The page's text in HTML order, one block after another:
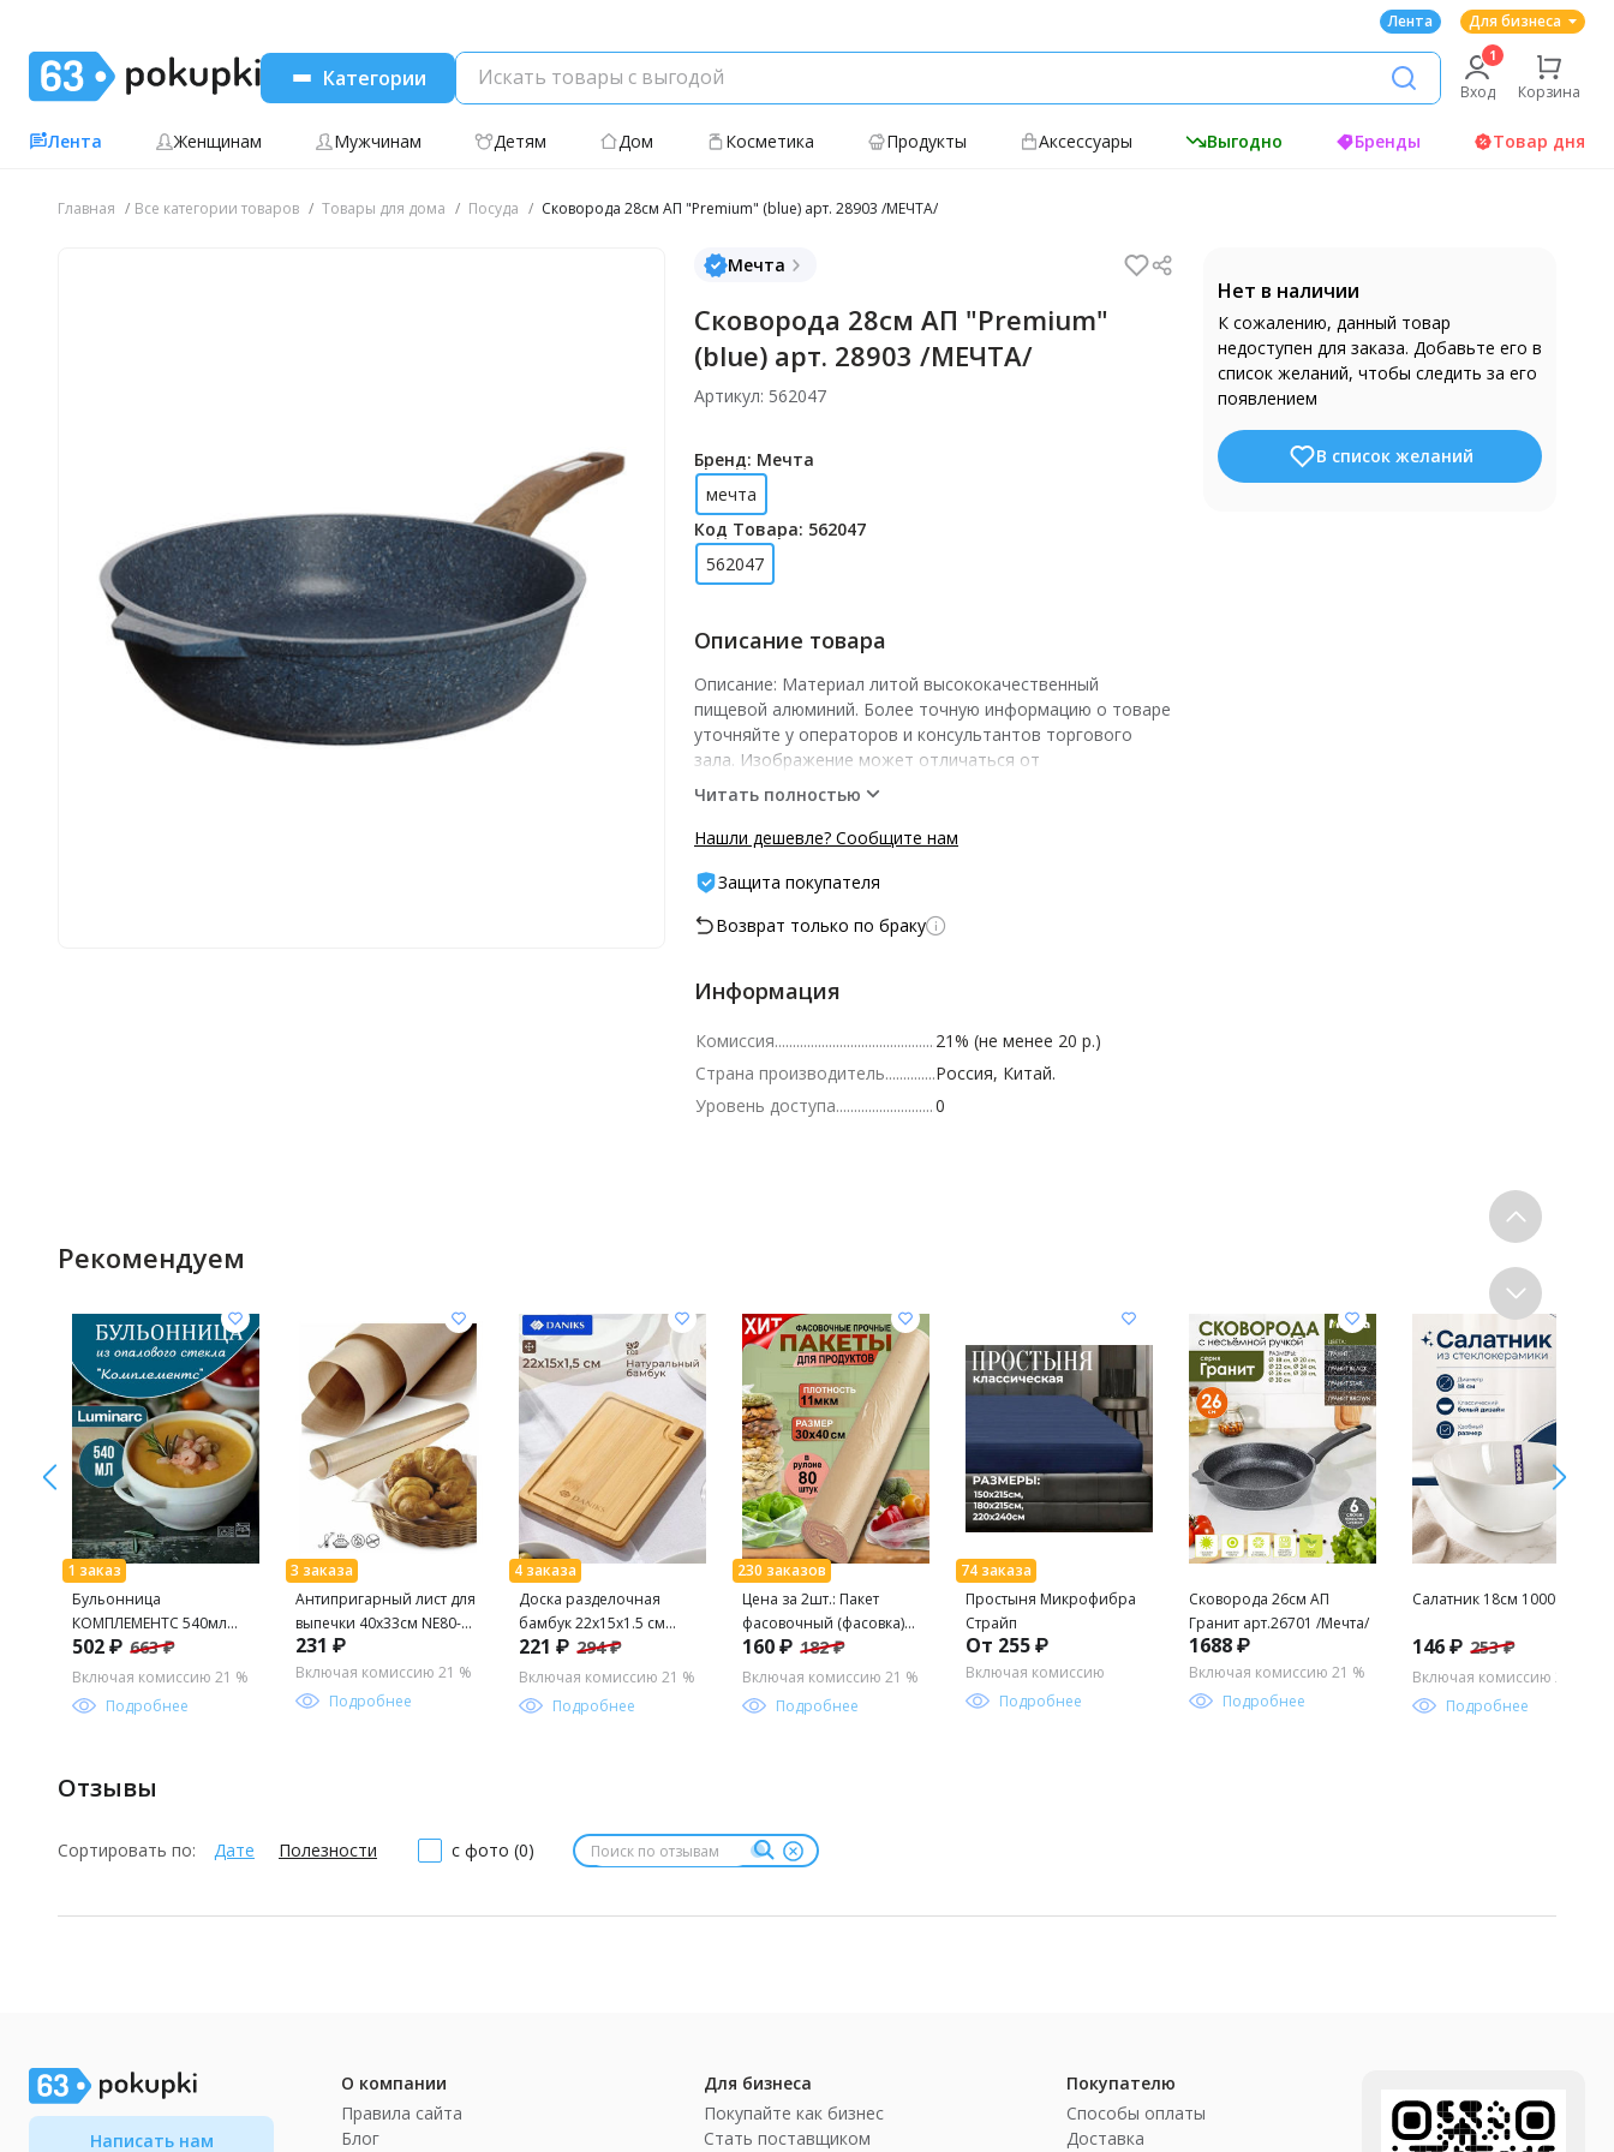
Лента Для бизнеса
Категории
Вход Корзина
Лента Женщинам Мужчинам Детям Дом Косметика Продукты Аксессуары Выгодно Бренды Товар дня
Главная Все категории товаров Товары для дома Посуда Сковорода 28см АП "Premium" (blue) арт. 28903 /МЕЧТА/
Мечта
Сковорода 28см АП "Premium"
(blue) арт. 28903 /МЕЧТА/
Артикул: 562047
Бренд: Мечта
мечта
Код Товара: 562047
562047
Нет в наличии
К сожалению, данный товар
недоступен для заказа. Добавьте его в
список желаний, чтобы следить за его
появлением
В список желаний
Описание товара
Описание: Материал литой высококачественный
пищевой алюминий. Более точную информацию о товаре
уточняйте у операторов и консультантов торгового
зала. Изображение может отличаться от
представленного на витрине.­ -- Характеристики -- ед.изм.:
Читать полностью
Нашли дешевле? Сообщите нам
Защита покупателя
Возврат только по браку
Информация
Комиссия
21% (не менее 20 р.)
Страна производитель
Россия, Китай.
Уровень доступа
0
Рекомендуем
Бульонница
КОМПЛЕМЕНТС 540мл
32305 /ЛЮМИНАРК/
502 ₽ 663 ₽
Включая комиссию 21 %
Подробнее
Антипригарный лист для
выпечки 40х33см NE80-
142 (МультиДом)
231 ₽
Включая комиссию 21 %
Подробнее
Доска разделочная
бамбук 22х15х1.5 см
CB35422B (453839)
/Daniks/
221 ₽ 294 ₽
Включая комиссию 21 %
Подробнее
Цена за 2шт.: Пакет
фасовочный (фасовка)
рулон БЕЖЕВЫЙ
ПЛОТНЫЙ ПНД 30х40см
11мкм 1рул/80шт.
160 ₽ 182 ₽
Включая комиссию 21 %
Подробнее
Простыня Микрофибра
Страйп
От 255 ₽
Включая комиссию
Подробнее
Сковорода 26см АП
Гранит арт.26701 /Мечта/
1688 ₽
Включая комиссию 21 %
Подробнее
Салатник 18см 10001-SK
146 ₽ 253 ₽
Включая комиссию 21 %
Подробнее
Отзывы
Сортировать по: Дате Полезности с фото (0)
Написать нам
О компании
Правила сайта
Блог
Для бизнеса
Покупайте как бизнес
Стать поставщиком
Покупателю
Способы оплаты
Доставка